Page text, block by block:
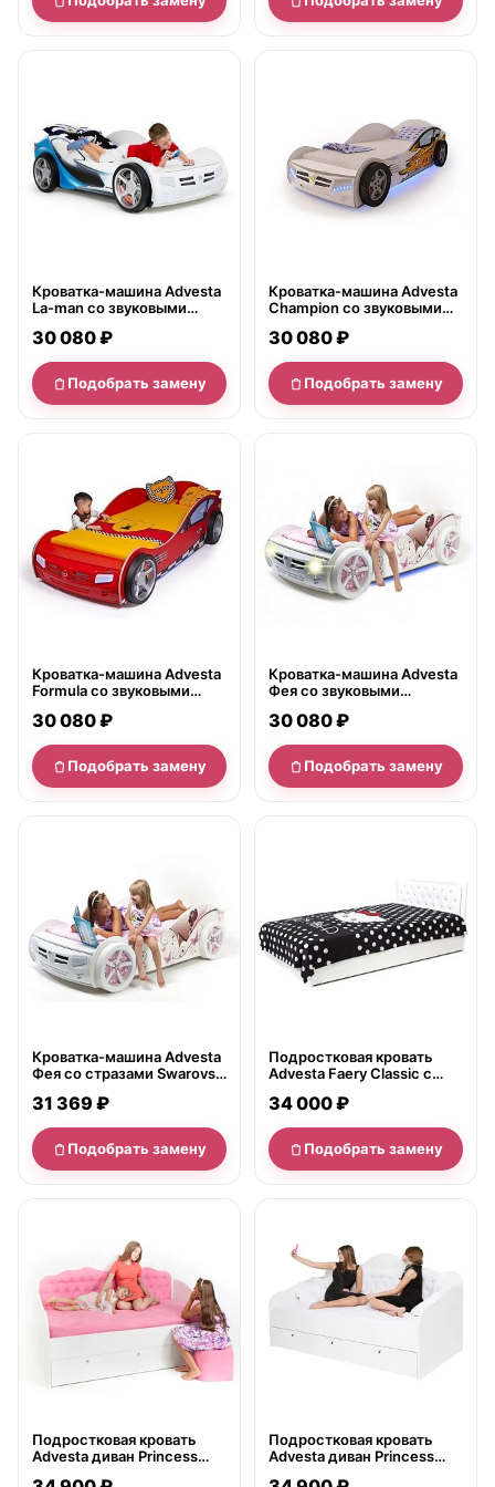
Кроватка-машина Advesta
La-man со звуковыми
190х90
30 080 ₽
Подобрать замену
Кроватка-машина Advesta
Champion со звуковыми
30 080 ₽
Подобрать замену
Кроватка-машина Advesta
Formula со звуковыми
30 080 ₽
Подобрать замену
Кроватка-машина Advesta
Фея со звуковыми
30 080 ₽
Подобрать замену
Кроватка-машина Advesta
Фея со стразами Swarovski
механизмом
31 369 ₽
Подобрать замену
Подростковая кровать
Advesta Faery Classic с
34 000 ₽
Подобрать замену
Подростковая кровать
Advesta диван Princess
Подростковая кровать
Advesta диван Princess